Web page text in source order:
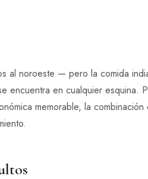
al noroeste — pero la comida
encuentra en cualquier esquina.
memorable, la